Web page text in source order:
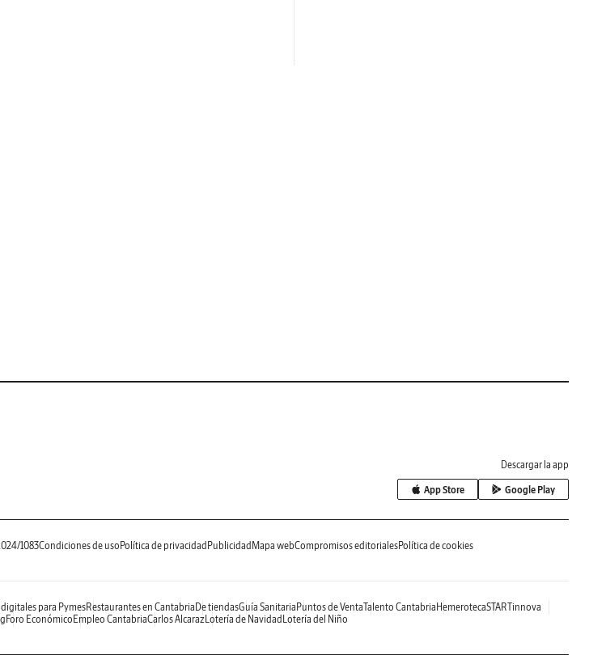
Descargar la app
App Store Google Play
1083Condiciones de uso Política de privacidad Publicidad Mapa webCompromisos editorialesPolítica de cookies
para PymesRestaurantes en Cantabria De tiendasGuía Sanitaria Puntos de VentaTalento Cantabria HemerotecaSTARTinnova
Foro Económico Empleo CantabriaCarlos AlcarazLotería de Navidad Lotería del Niño